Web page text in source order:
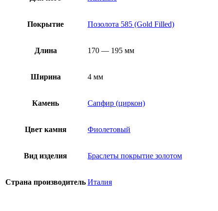
Покрытие Позолота 585 (Gold Filled)
Длина 170 — 195 мм
Ширина 4 мм
Камень Сапфир (циркон)
Цвет камня Фиолетовый
Вид изделия Браслеты покрытие золотом
Страна производитель Италия